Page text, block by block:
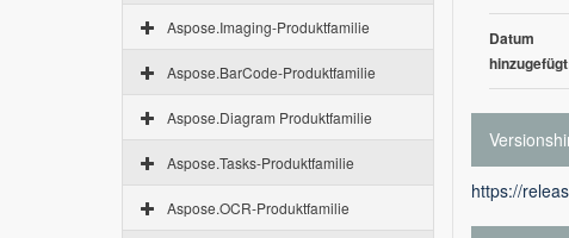
Aspose.Imaging-Produktfamilie
Aspose.BarCode-Produktfamilie
Aspose.Diagram Produktfamilie
Aspose.Tasks-Produktfamilie
Aspose.OCR-Produktfamilie
Datum
https://